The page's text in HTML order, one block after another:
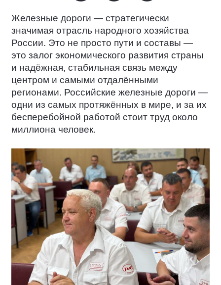
Железные дороги — стратегически
значимая отрасль народного хозяйства
России. Это не просто пути и составы —
это залог экономического развития страны
и надёжная, стабильная связь между
центром и самыми отдалёнными
регионами. Российские железные дороги —
одни из самых протяжённых в мире, и за их
бесперебойной работой стоит труд около
миллиона человек.